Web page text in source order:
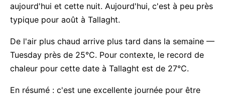
aujourd'hui et cette nuit. Aujourd'hui, c'est à peu près
typique pour août à Tallaght.
De l'air plus chaud arrive plus tard dans la semaine —
Tuesday près de 25°C. Pour contexte, le record de
chaleur pour cette date à Tallaght est de 27°C.
En résumé : c'est une excellente journée pour être